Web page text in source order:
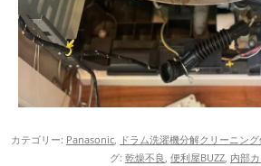
カテゴリー: Panasonic, ドラム洗濯機分解クリーニン
グ: 乾燥不良, 便利屋BUZZ, 内部